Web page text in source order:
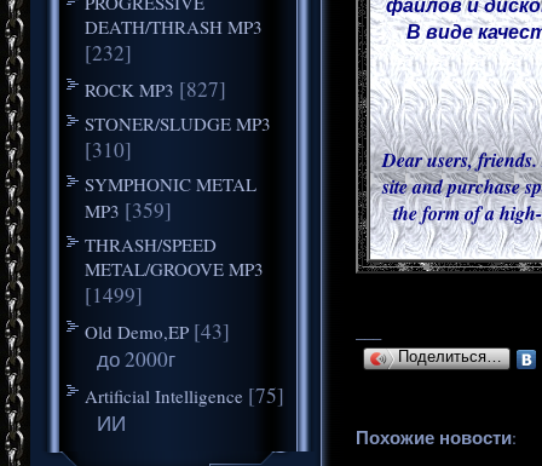
DEATH/THRASH MP3
[232]
ROCK MP3 [827]
STONER/SLUDGE MP3
[310]
SYMPHONIC METAL
MP3 [359]
THRASH/SPEED
METAL/GROOVE MP3
[1499]
Old Demo,EP [43]
до 2000г
Artificial Intelligence [75]
ИИ
В виде
Dear users,
site and purchase
the form of a
Поделиться…
Похожие новости: